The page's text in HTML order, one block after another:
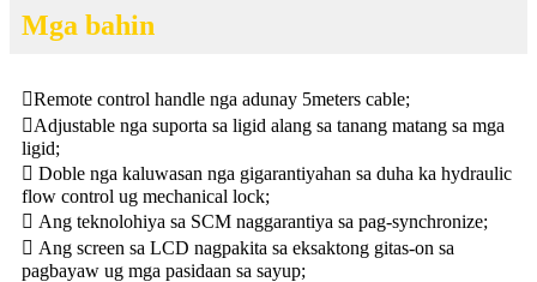
Mga bahin
Remote control handle nga adunay 5meters cable;
Adjustable nga suporta sa ligid alang sa tanang matang sa mga
ligid;
 Doble nga kaluwasan nga gigarantiyahan sa duha ka hydraulic
flow control ug mechanical lock;
 Ang teknolohiya sa SCM naggarantiya sa pag-synchronize;
 Ang screen sa LCD nagpakita sa eksaktong gitas-on sa
pagbayaw ug mga pasidaan sa sayup;